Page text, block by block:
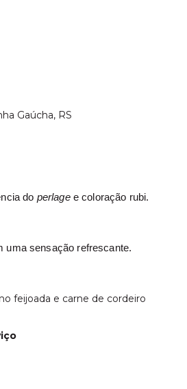
Gaúcha, RS
do perlagee coloração rubi.
uma sensação refrescante.
feijoada e carne de cordeiro